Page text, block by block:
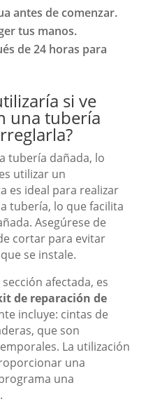
antes de comenzar.
tus manos.
de 24 horas para
si ve
una tubería
tubería dañada, lo
utilizar un
es ideal para realizar
tubería, lo que facilita
Asegúrese de
cortar para evitar
se instale.
afectada, es
de reparación de
incluye: cintas de
que son
La utilización
una
una